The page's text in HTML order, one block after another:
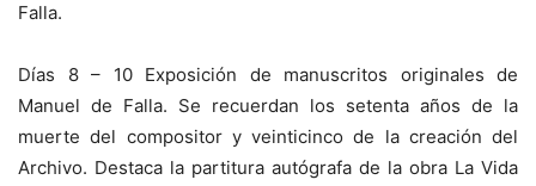
Falla.
Días 8 – 10 Exposición de manuscritos originales de
Manuel de Falla. Se recuerdan los setenta años de la
muerte del compositor y veinticinco de la creación del
Archivo. Destaca la partitura autógrafa de la obra La Vida